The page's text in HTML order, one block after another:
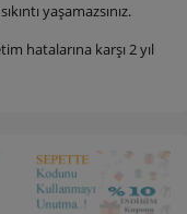
yaşamazsınız.
hatalarına karşı 2 yıl